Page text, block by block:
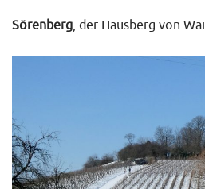
Sörenberg , der Hausberg von